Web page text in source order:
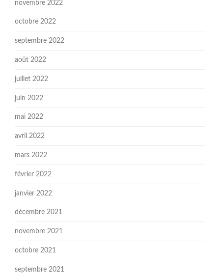
novembre 2022
octobre 2022
septembre 2022
août 2022
juillet 2022
juin 2022
mai 2022
avril 2022
mars 2022
février 2022
janvier 2022
décembre 2021
novembre 2021
octobre 2021
septembre 2021